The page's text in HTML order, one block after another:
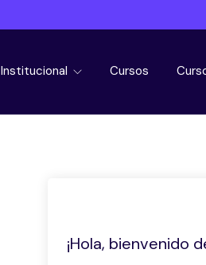
Institucional Cursos
¡Hola, bienvenido